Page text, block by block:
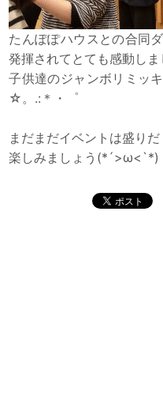
たんぽぽハウスとの合同
発揮されてとても感動しま
子供達のジャンボリミッ
☆。.:＊・゜
まだまだイベントは盛りだ
楽しみましょう(*´>ω<`*)